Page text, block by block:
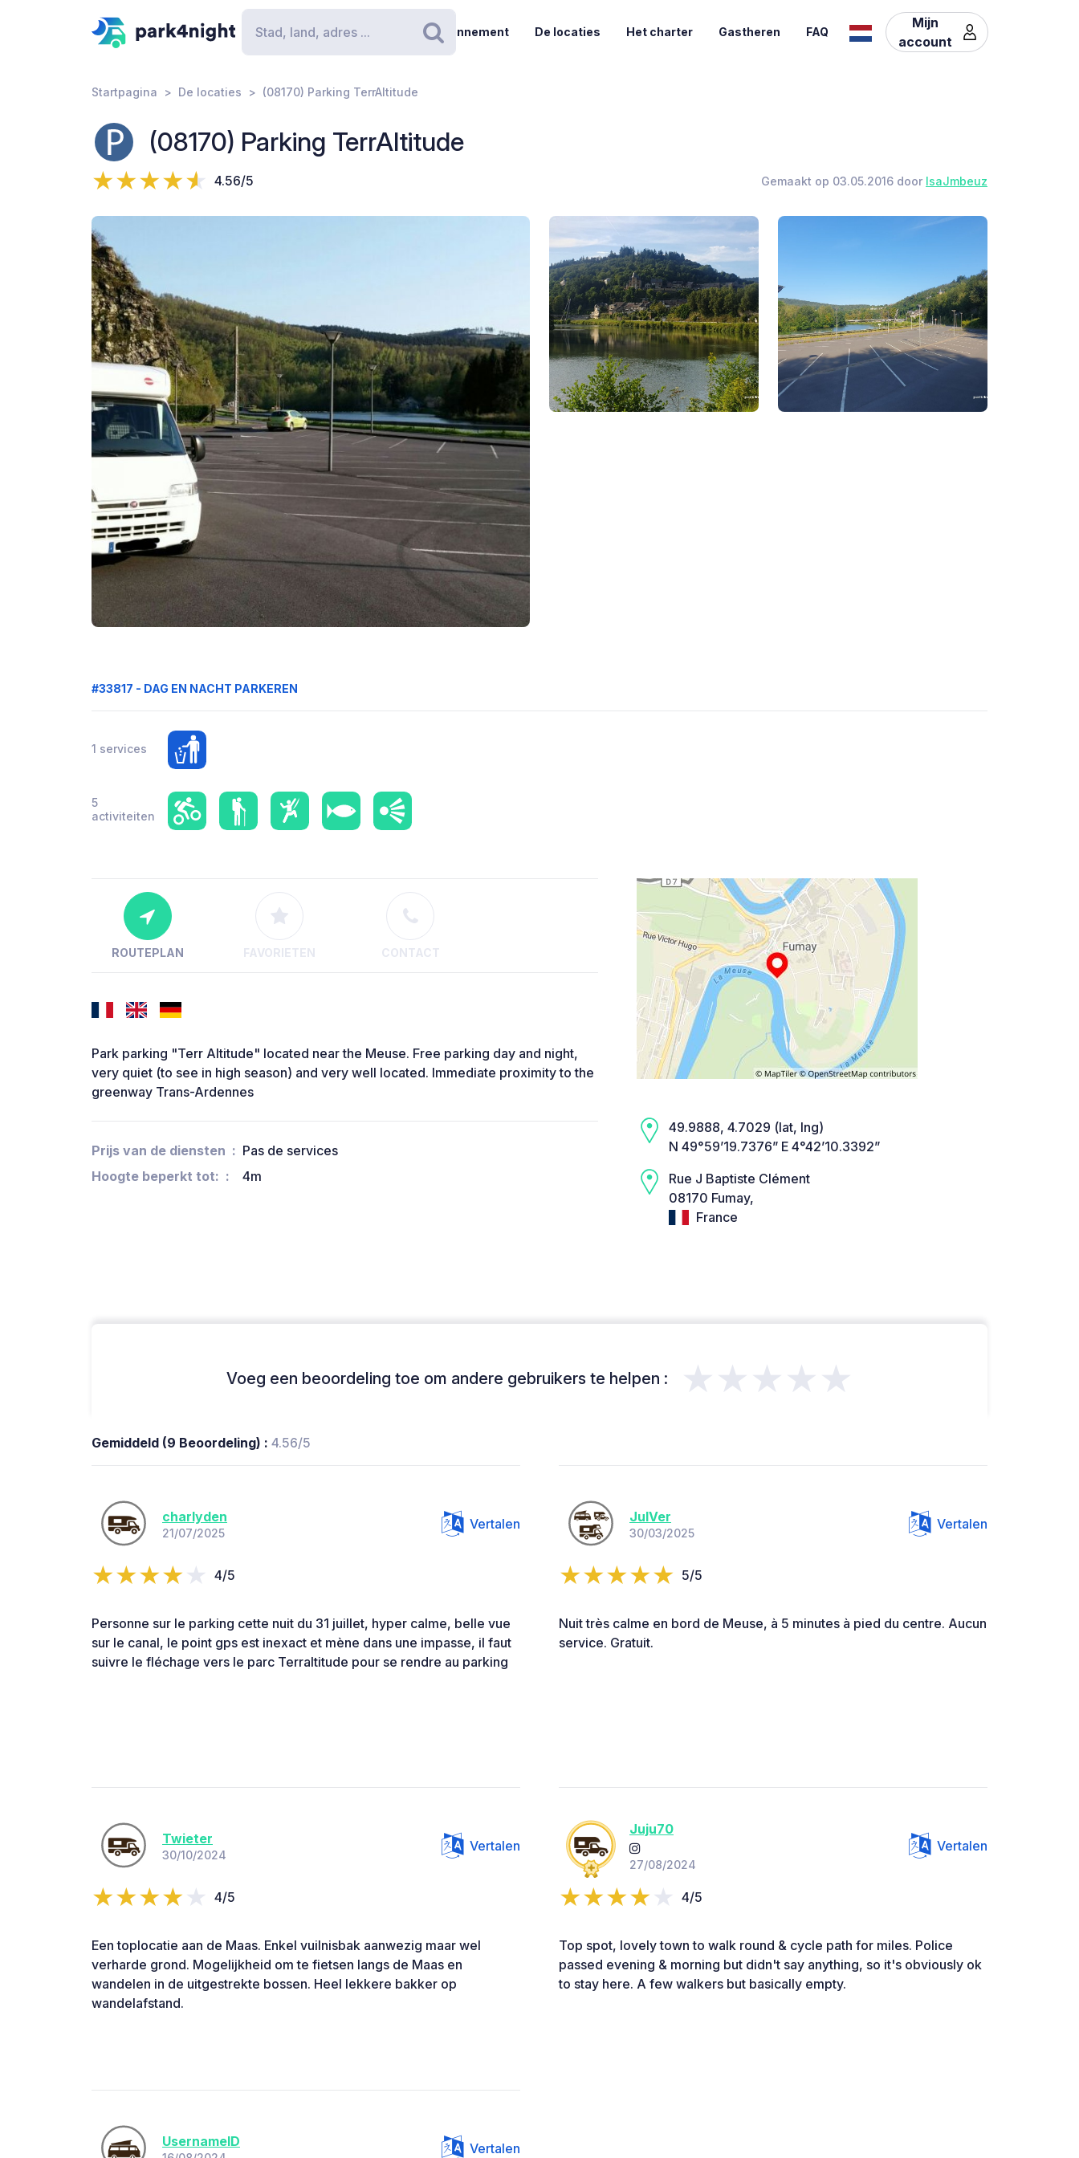
Zoeken
Abonnement De locaties Het charter Gastheren FAQ
Mijn
account
Startpagina De locaties (08170) Parking TerrAltitude
(08170) Parking TerrAltitude
4.56/5 Gemaakt op 03.05.2016 door IsaJmbeuz
#33817 - DAG EN NACHT PARKEREN
1 services
5
activiteiten
ROUTEPLAN FAVORIETEN CONTACT
Park parking "Terr Altitude" located near the Meuse. Free parking day and night,
very quiet (to see in high season) and very well located. Immediate proximity to the
greenway Trans-Ardennes
Prijs van de diensten
Pas de services
Hoogte beperkt tot:
4m
49.9888, 4.7029 (lat, lng)
N 49°59’19.7376” E 4°42’10.3392”
Rue J Baptiste Clément
08170 Fumay,
France
Voeg een beoordeling toe om andere gebruikers te helpen : ★★★★★
Gemiddeld (9 Beoordeling) : 4.56/5
charlyden
21/07/2025
Vertalen
4/5
Personne sur le parking cette nuit du 31 juillet, hyper calme, belle vue
sur le canal, le point gps est inexact et mène dans une impasse, il faut
suivre le fléchage vers le parc Terraltitude pour se rendre au parking
JulVer
30/03/2025
Vertalen
5/5
Nuit très calme en bord de Meuse, à 5 minutes à pied du centre. Aucun
service. Gratuit.
Twieter
30/10/2024
Vertalen
4/5
Een toplocatie aan de Maas. Enkel vuilnisbak aanwezig maar wel
verharde grond. Mogelijkheid om te fietsen langs de Maas en
wandelen in de uitgestrekte bossen. Heel lekkere bakker op
wandelafstand.
Juju70
27/08/2024
Vertalen
4/5
Top spot, lovely town to walk round & cycle path for miles. Police
passed evening & morning but didn't say anything, so it's obviously ok
to stay here. A few walkers but basically empty.
UsernameID Vertalen